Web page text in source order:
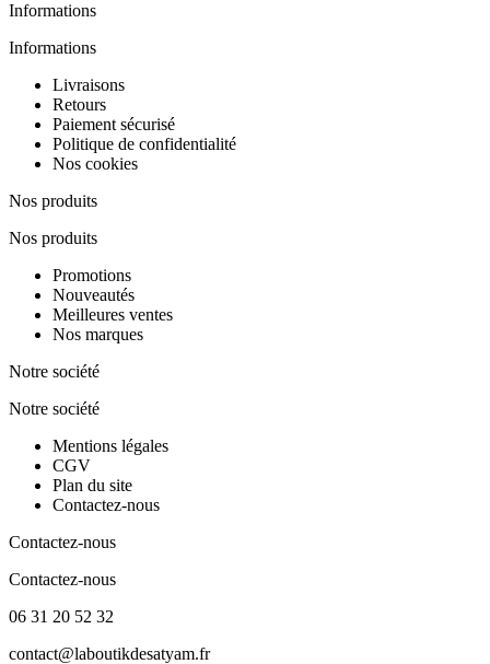
Informations
Informations
Livraisons
Retours
Paiement sécurisé
Politique de confidentialité
Nos cookies
Nos produits
Nos produits
Promotions
Nouveautés
Meilleures ventes
Nos marques
Notre société
Notre société
Mentions légales
CGV
Plan du site
Contactez-nous
Contactez-nous
Contactez-nous
06 31 20 52 32
contact@laboutikdesatyam.fr